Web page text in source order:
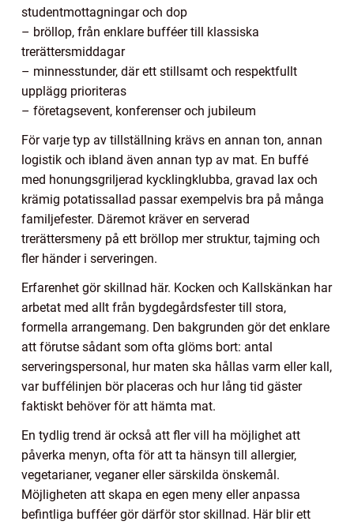
studentmottagningar och dop
– bröllop, från enklare bufféer till klassiska
trerättersmiddagar
– minnesstunder, där ett stillsamt och respektfullt
upplägg prioriteras
– företagsevent, konferenser och jubileum
För varje typ av tillställning krävs en annan ton, annan
logistik och ibland även annan typ av mat. En buffé
med honungsgriljerad kycklingklubba, gravad lax och
krämig potatissallad passar exempelvis bra på många
familjefester. Däremot kräver en serverad
trerättersmeny på ett bröllop mer struktur, tajming och
fler händer i serveringen.
Erfarenhet gör skillnad här. Kocken och Kallskänkan har
arbetat med allt från bygdegårdsfester till stora,
formella arrangemang. Den bakgrunden gör det enklare
att förutse sådant som ofta glöms bort: antal
serveringspersonal, hur maten ska hållas varm eller kall,
var buffélinjen bör placeras och hur lång tid gäster
faktiskt behöver för att hämta mat.
En tydlig trend är också att fler vill ha möjlighet att
påverka menyn, ofta för att ta hänsyn till allergier,
vegetarianer, veganer eller särskilda önskemål.
Möjligheten att skapa en egen meny eller anpassa
befintliga bufféer gör därför stor skillnad. Här blir ett